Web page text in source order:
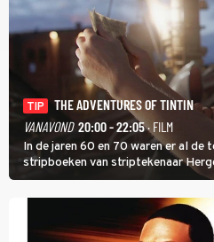
TIP
THE ADVENTURES OF TINTIN
VANAVOND 20:00 - 22:05· FILM
In de jaren 60 en 70 waren er al de
stripboeken van striptekenaar
meer tot leven in The Adventures